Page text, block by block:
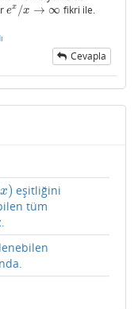
ex /x → ∞
ex/x→ ∞ fikri ile.
Cevapla
x) eşitliğini
tüm